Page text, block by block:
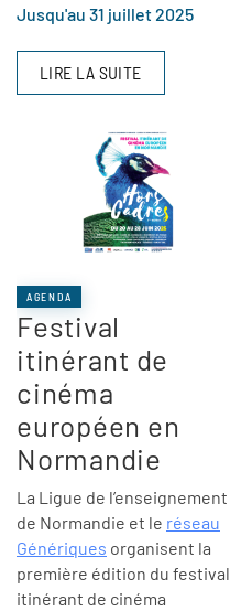
Jusqu'au 31 juillet 2025
LIRE LA SUITE
AGENDA
Festival
itinérant de
cinéma
européen en
Normandie
La Ligue de l’enseignement
de Normandie et le réseau
Génériques organisent la
première édition du festival
itinérant de cinéma